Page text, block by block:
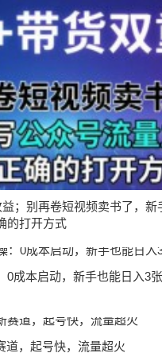
；别再卷短视频卖书了，新
的打开方式
0成本启动，新手也能日入3
道，起号快，流量超火